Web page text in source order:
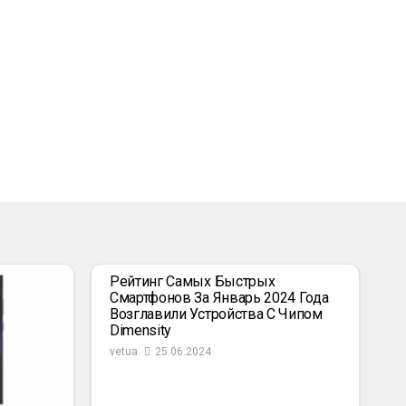
Рейтинг Самых Быстрых
Смартфонов За Январь 2024 Года
Возглавили Устройства С Чипом
Dimensity
vetua 25.06.2024